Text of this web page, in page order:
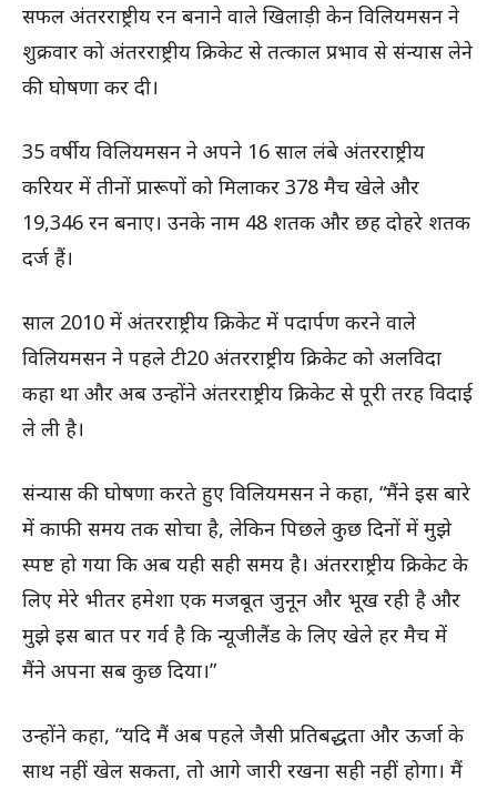
सफल अंतरराष्ट्रीय रन बनाने वाले खिलाड़ी केन विलियमसन ने
शुक्रवार को अंतरराष्ट्रीय क्रिकेट से तत्काल प्रभाव से संन्यास लेने
की घोषणा कर दी।
35 वर्षीय विलियमसन ने अपने 16 साल लंबे अंतरराष्ट्रीय
करियर में तीनों प्रारूपों को मिलाकर 378 मैच खेले और
19,346 रन बनाए। उनके नाम 48 शतक और छह दोहरे शतक
दर्ज हैं।
साल 2010 में अंतरराष्ट्रीय क्रिकेट में पदार्पण करने वाले
विलियमसन ने पहले टी20 अंतरराष्ट्रीय क्रिकेट को अलविदा
कहा था और अब उन्होंने अंतरराष्ट्रीय क्रिकेट से पूरी तरह विदाई
ले ली है।
संन्यास की घोषणा करते हुए विलियमसन ने कहा, “मैंने इस बारे
में काफी समय तक सोचा है, लेकिन पिछले कुछ दिनों में मुझे
स्पष्ट हो गया कि अब यही सही समय है। अंतरराष्ट्रीय क्रिकेट के
लिए मेरे भीतर हमेशा एक मजबूत जुनून और भूख रही है और
मुझे इस बात पर गर्व है कि न्यूजीलैंड के लिए खेले हर मैच में
मैंने अपना सब कुछ दिया।”
उन्होंने कहा, “यदि मैं अब पहले जैसी प्रतिबद्धता और ऊर्जा के
साथ नहीं खेल सकता, तो आगे जारी रखना सही नहीं होगा। मैं